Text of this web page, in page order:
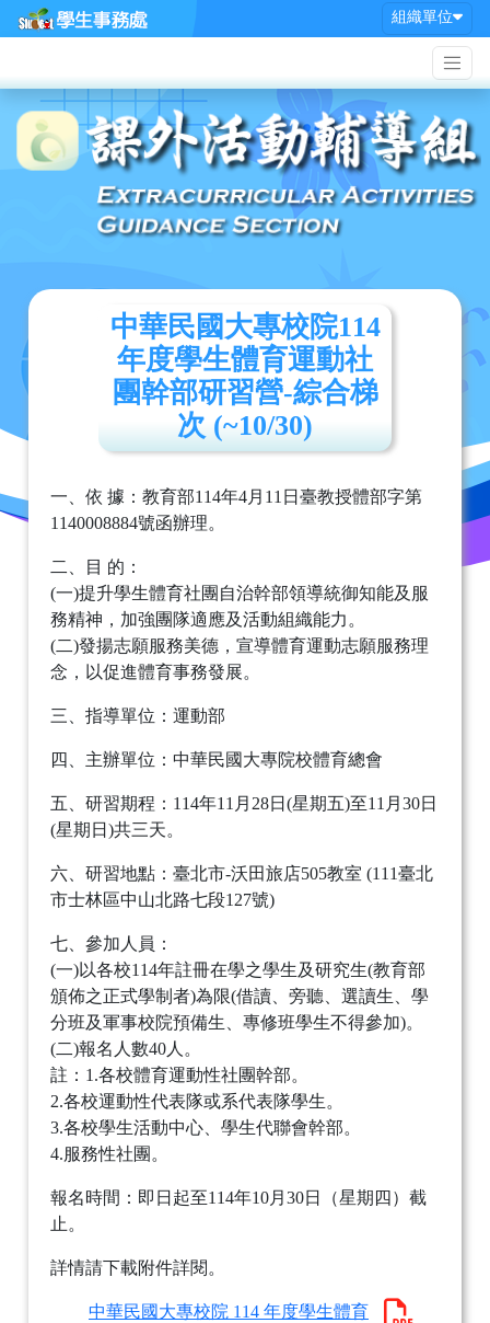
組織單位
中華民國大專校院114
年度學生體育運動社
團幹部研習營-綜合梯
次 (~10/30)
一、依 據：教育部114年4月11日臺教授體部字第
1140008884號函辦理。
二、目 的：
(一)提升學生體育社團自治幹部領導統御知能及服
務精神，加強團隊適應及活動組織能力。
(二)發揚志願服務美德，宣導體育運動志願服務理
念，以促進體育事務發展。
三、指導單位：運動部
四、主辦單位：中華民國大專院校體育總會
五、研習期程：114年11月28日(星期五)至11月30日
(星期日)共三天。
六、研習地點：臺北市-沃田旅店505教室 (111臺北
市士林區中山北路七段127號)
七、參加人員：
(一)以各校114年註冊在學之學生及研究生(教育部
頒佈之正式學制者)為限(借讀、旁聽、選讀生、學
分班及軍事校院預備生、專修班學生不得參加)。
(二)報名人數40人。
註：1.各校體育運動性社團幹部。
2.各校運動性代表隊或系代表隊學生。
3.各校學生活動中心、學生代聯會幹部。
4.服務性社團。
報名時間：即日起至114年10月30日（星期四）截
止。
詳情請下載附件詳閱。
中華民國大專校院 114 年度學生體育